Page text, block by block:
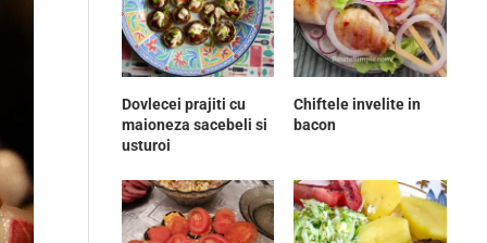
Dovlecei prajiti cu
maioneza sacebeli si
usturoi
Chiftele invelite in
bacon